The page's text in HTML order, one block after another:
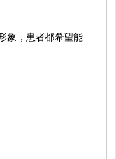
象，患者都希望能